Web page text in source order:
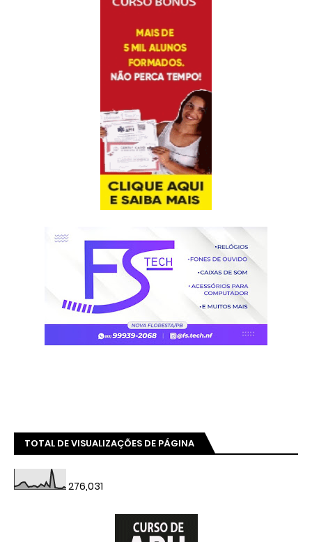
TOTAL DE VISUALIZAÇÕES DE PÁGINA
276,031